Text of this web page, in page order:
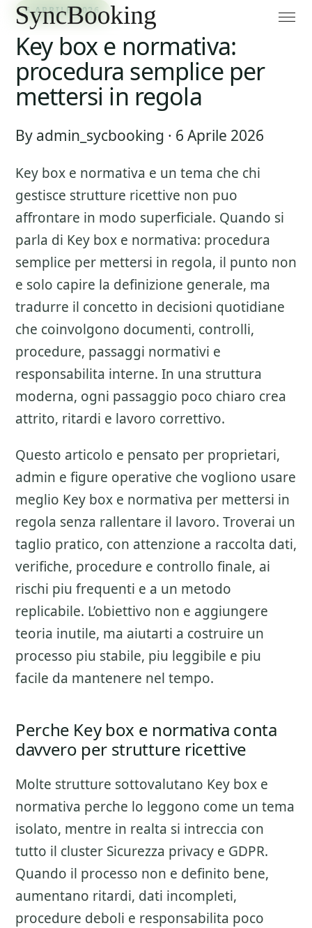
6 APRILE 2026
Key box e normativa:
procedura semplice per
mettersi in regola
By admin_sycbooking · 6 Aprile 2026
Key box e normativa e un tema che chi
gestisce strutture ricettive non puo
affrontare in modo superficiale. Quando si
parla di Key box e normativa: procedura
semplice per mettersi in regola, il punto non
e solo capire la definizione generale, ma
tradurre il concetto in decisioni quotidiane
che coinvolgono documenti, controlli,
procedure, passaggi normativi e
responsabilita interne. In una struttura
moderna, ogni passaggio poco chiaro crea
attrito, ritardi e lavoro correttivo.
Questo articolo e pensato per proprietari,
admin e figure operative che vogliono usare
meglio Key box e normativa per mettersi in
regola senza rallentare il lavoro. Troverai un
taglio pratico, con attenzione a raccolta dati,
verifiche, procedure e controllo finale, ai
rischi piu frequenti e a un metodo
replicabile. L’obiettivo non e aggiungere
teoria inutile, ma aiutarti a costruire un
processo piu stabile, piu leggibile e piu
facile da mantenere nel tempo.
Perche Key box e normativa conta
davvero per strutture ricettive
Molte strutture sottovalutano Key box e
normativa perche lo leggono come un tema
isolato, mentre in realta si intreccia con
tutto il cluster Sicurezza privacy e GDPR.
Quando il processo non e definito bene,
aumentano ritardi, dati incompleti,
procedure deboli e responsabilita poco